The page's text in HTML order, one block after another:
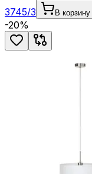
3745/3
В корзину
-20%